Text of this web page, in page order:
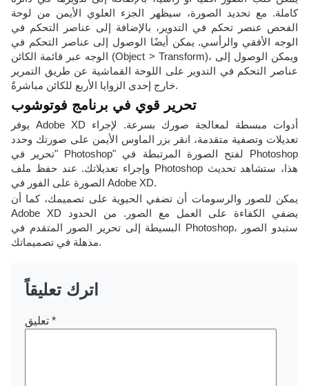
كاملة. مع تحديد الصورة، سيظهر الجزء العلوي الأيمن من لوحة
الفحص عنصر تحكم في التدوير، بالإضافة إلى عناصر التحكم في
الوجه الأفقي والرأسي. يمكن أيضًا الوصول إلى عناصر التحكم في
الوجه عبر قائمة الكائن (Object > Transform)، ويمكن الوصول إلى
عناصر التحكم في التدوير على اللوحة القماشية عن طريق التمرير
خارج إحدى الزوايا الأربع للكائن مباشرةً.
تحرير قوي في برنامج فوتوشوب
يوفر Adobe XD أدوات مبسطة لمعالجة صورك بسرعة. لإجراء
تعديلات وتصفية متقدمة، انقر بزر الماوس الأيمن على صورتك وحدد
"تحرير في Photoshop" لفتح الصورة المرتبطة في Photoshop
وإجراء تعديلاتك. عند حفظ ملف Photoshop هذا، ستشاهد تحديث
الصورة على الفور في Adobe XD.
يمكن للصور والرسومات أن تضفي الحيوية على تصميمك، كما أن
Adobe XD يضفي الكفاءة على العمل مع الصور. من الحدود
البسيطة إلى تحرير الصور المتقدم في Photoshop، ستبدو الصور
مذهلة في تصميماتك.
اترك تعليقاً
*